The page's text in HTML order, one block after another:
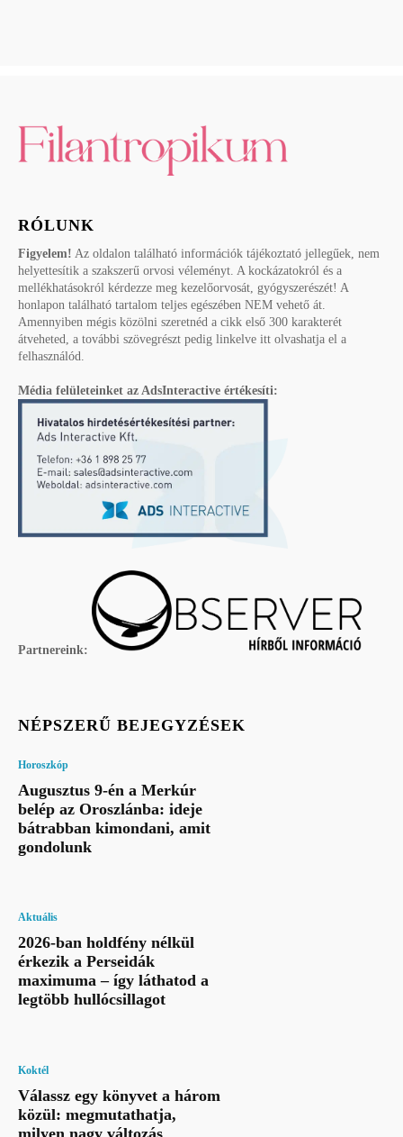
RÓLUNK
Figyelem! Az oldalon található információk tájékoztató jellegűek, nem
helyettesítik a szakszerű orvosi véleményt. A kockázatokról és a
mellékhatásokról kérdezze meg kezelőorvosát, gyógyszerészét! A
honlapon található tartalom teljes egészében NEM vehető át.
Amennyiben mégis közölni szeretnéd a cikk első 300 karakterét
átveheted, a további szövegrészt pedig linkelve itt olvashatja el a
felhasználód.
Média felületeinket az AdsInteractive értékesíti:
Partnereink:
NÉPSZERŰ BEJEGYZÉSEK
Horoszkóp
Augusztus 9-én a Merkúr
belép az Oroszlánba: ideje
bátrabban kimondani, amit
gondolunk
Aktuális
2026-ban holdfény nélkül
érkezik a Perseidák
maximuma – így láthatod a
legtöbb hullócsillagot
Koktél
Válassz egy könyvet a három
közül: megmutathatja,
milyen nagy változás